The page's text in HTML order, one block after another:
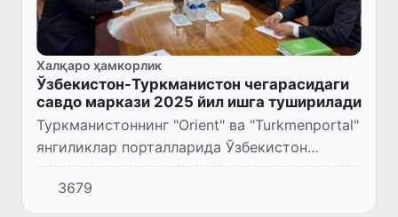
Халқаро ҳамкорлик
Ўзбекистон-Туркманистон чегарасидаги
савдо маркази 2025 йил ишга туширилади
Туркманистоннинг "Orient" ва "Turkmenportal"
янгиликлар порталларида Ўзбекистон
элчисининг Дашогуз вилояти раҳбарияти
билан учрашувига бағишланган мақолалар
3679